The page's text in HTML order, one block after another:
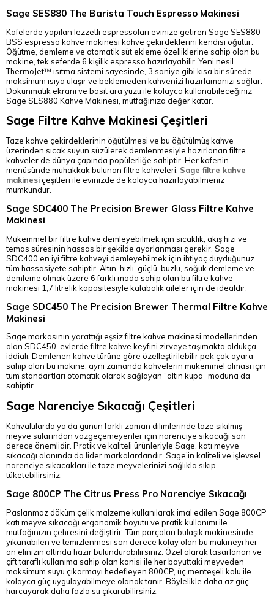
Sage SES880 The Barista Touch Espresso Makinesi
Kafelerde yapılan lezzetli espressoları evinize getiren Sage SES880
BSS espresso kahve makinesi kahve çekirdeklerini kendisi öğütür.
Öğütme, demleme ve otomatik süt ekleme özelliklerine sahip olan bu
makine, tek seferde 6 kişilik espresso hazırlayabilir. Yeni nesil
ThermoJet™ ısıtma sistemi sayesinde, 3 saniye gibi kısa bir sürede
maksimum ısıya ulaşır ve beklemeden kahvenizi hazırlamanızı sağlar.
Dokunmatik ekranı ve basit ara yüzü ile kolayca kullanabileceğiniz
Sage SES880 Kahve Makinesi, mutfağınıza değer katar.
Sage Filtre Kahve Makinesi Çeşitleri
Taze kahve çekirdeklerinin öğütülmesi ve bu öğütülmüş kahve
üzerinden sıcak suyun süzülerek demlenmesiyle hazırlanan filtre
kahveler de dünya çapında popülerliğe sahiptir. Her kafenin
menüsünde muhakkak bulunan filtre kahveleri, Sage filtre kahve
makinesi çeşitleri ile evinizde de kolayca hazırlayabilmeniz
mümkündür.
Sage SDC400 The Precision Brewer Glass Filtre Kahve
Makinesi
Mükemmel bir filtre kahve demleyebilmek için sıcaklık, akış hızı ve
temas süresinin hassas bir şekilde ayarlanması gerekir. Sage
SDC400 en iyi filtre kahveyi demleyebilmek için ihtiyaç duyduğunuz
tüm hassasiyete sahiptir. Altın, hızlı, güçlü, buzlu, soğuk demleme ve
demleme olmak üzere 6 farklı moda sahip olan bu filtre kahve
makinesi 1,7 litrelik kapasitesiyle kalabalık aileler için de idealdir.
Sage SDC450 The Precision Brewer Thermal Filtre Kahve
Makinesi
Sage markasının yarattığı eşsiz filtre kahve makinesi modellerinden
olan SDC450, evlerde filtre kahve keyfini zirveye taşımakta oldukça
iddialı. Demlenen kahve türüne göre özelleştirilebilir pek çok ayara
sahip olan bu makine, aynı zamanda kahvelerin mükemmel olması için
tüm standartları otomatik olarak sağlayan “altın kupa” moduna da
sahiptir.
Sage Narenciye Sıkacağı Çeşitleri
Kahvaltılarda ya da günün farklı zaman dilimlerinde taze sıkılmış
meyve sularından vazgeçemeyenler için narenciye sıkacağı son
derece önemlidir. Pratik ve kaliteli ürünleriyle Sage, katı meyve
sıkacağı alanında da lider markalardandır. Sage’in kaliteli ve işlevsel
narenciye sıkacakları ile taze meyvelerinizi sağlıkla sıkıp
tüketebilirsiniz.
Sage 800CP The Citrus Press Pro Narenciye Sıkacağı
Paslanmaz döküm çelik malzeme kullanılarak imal edilen Sage 800CP
katı meyve sıkacağı ergonomik boyutu ve pratik kullanımı ile
mutfağınızın çehresini değiştirir. Tüm parçaları bulaşık makinesinde
yıkanabilen ve temizlenmesi son derece kolay olan bu makineyi her
an elinizin altında hazır bulundurabilirsiniz. Özel olarak tasarlanan ve
çift taraflı kullanıma sahip olan konisi ile her boyuttaki meyveden
maksimum suyu çıkarmayı hedefleyen 800CP, üç menteşeli kolu ile
kolayca güç uygulayabilmeye olanak tanır. Böylelikle daha az güç
harcayarak daha fazla su çıkarabilirsiniz.